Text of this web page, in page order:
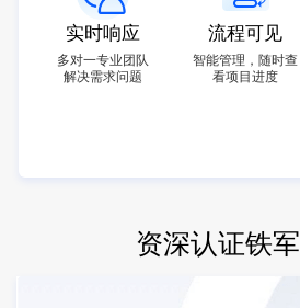
实时响应
多对一专业团队
解决需求问题
流程可见
智能管理，随时查
看项目进度
资深认证铁